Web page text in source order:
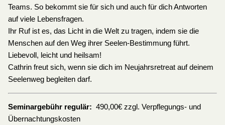
Teams. So bekommt sie für sich und auch für dich Antworten
auf viele Lebensfragen.
Ihr Ruf ist es, das Licht in die Welt zu tragen, indem sie die
Menschen auf den Weg ihrer Seelen-Bestimmung führt.
Liebevoll, leicht und heilsam!
Cathrin freut sich, wenn sie dich im Neujahrsretreat auf deinem
Seelenweg begleiten darf.
Seminargebühr regulär: 490,00€ zzgl. Verpflegungs- und
Übernachtungskosten